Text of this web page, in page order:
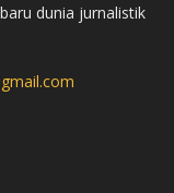
dunia jurnalistik